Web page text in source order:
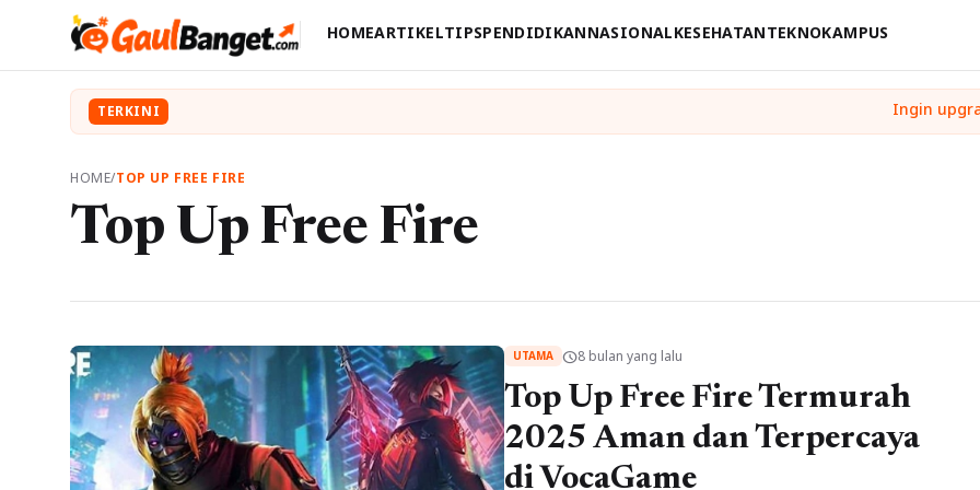
HOMEARTIKELTIPSPENDIDIKANNASIONALKESEHATANTEKNOKAMPUS
TERKINI
HOME/TOP UP FREE FIRE
Top Up Free Fire
UTAMA schedule8 bulan yang lalu
Top Up Free Fire Termurah
2025 Aman dan Terpercaya
di VocaGame